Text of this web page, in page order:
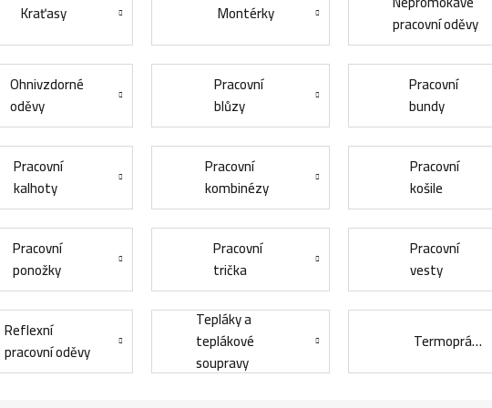
Kraťasy Montérky
pracovní oděvy
Ohnivzdorné
oděvy
Pracovní
blůzy
Pracovní
bundy
Pracovní
kalhoty
Pracovní
kombinézy
Pracovní
košile
Pracovní
ponožky
Pracovní
trička
Pracovní
vesty
Reflexní
pracovní oděvy
Tepláky a
teplákové
soupravy
Termoprádlo